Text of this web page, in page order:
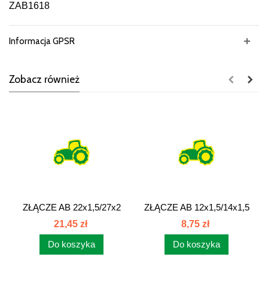
ZAB1618
Informacja GPSR
Zobacz również
ZŁĄCZE AB 22x1,5/27x2
złącze...
21,45 zł
Do koszyka
ZŁĄCZE AB 12x1,5/14x1,5
złącze...
8,75 zł
Do koszyka